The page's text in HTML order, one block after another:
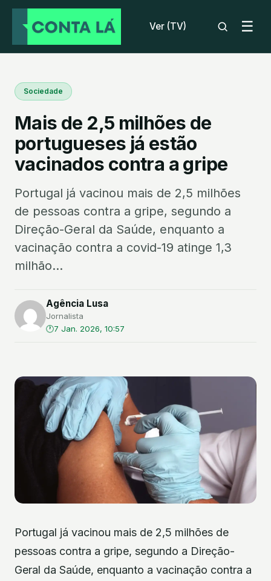
Ver (TV) ☰
Sociedade
Mais de 2,5 milhões de
portugueses já estão
vacinados contra a gripe
Portugal já vacinou mais de 2,5 milhões
de pessoas contra a gripe, segundo a
Direção-Geral da Saúde, enquanto a
vacinação contra a covid-19 atinge 1,3
milhão...
Agência Lusa
Jornalista
7 Jan. 2026, 10:57
Portugal já vacinou mais de 2,5 milhões de
pessoas contra a gripe, segundo a Direção-
Geral da Saúde, enquanto a vacinação contra a